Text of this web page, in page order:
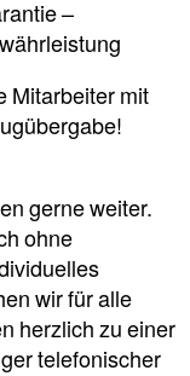
–
Mitarbeiter mit
gerne weiter.
ohne
wir für alle
herzlich zu einer
telefonischer